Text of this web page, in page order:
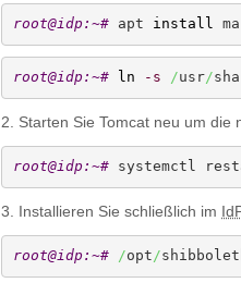
root@idp:~# apt install
root@idp:~# ln -s /usr/
2. Starten Sie Tomcat neu um die
root@idp:~# systemctl
3. Installieren Sie schließlich im
root@idp:~# /opt/